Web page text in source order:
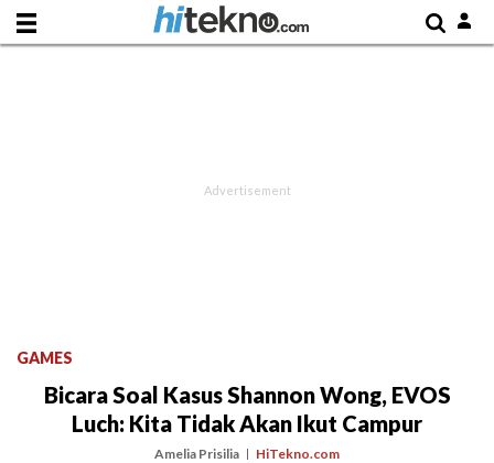
GAMES
Bicara Soal Kasus Shannon Wong, EVOS
Luch: Kita Tidak Akan Ikut Campur
Amelia Prisilia HiTekno.com